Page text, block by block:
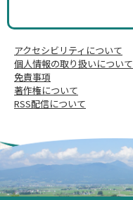
アクセシビリティについて
個人情報の取り扱いについて
免責事項
著作権について
RSS配信について